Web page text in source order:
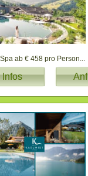
ab € 458 pro Person...
Infos